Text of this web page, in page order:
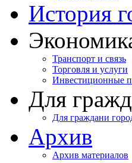
История
Транспорт и связь
Торговля и услуги
Инвестиционные
Для
Для граждани
Архив
Архив материалов